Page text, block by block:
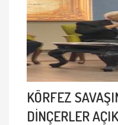
KÖRFEZ
DİNÇERLER